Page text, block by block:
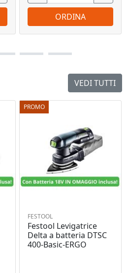
VEDI TUTTI
PROMO
FESTOOL
Festool Levigatrice
Delta a batteria DTSC
400-Basic-ERGO
ORDINA